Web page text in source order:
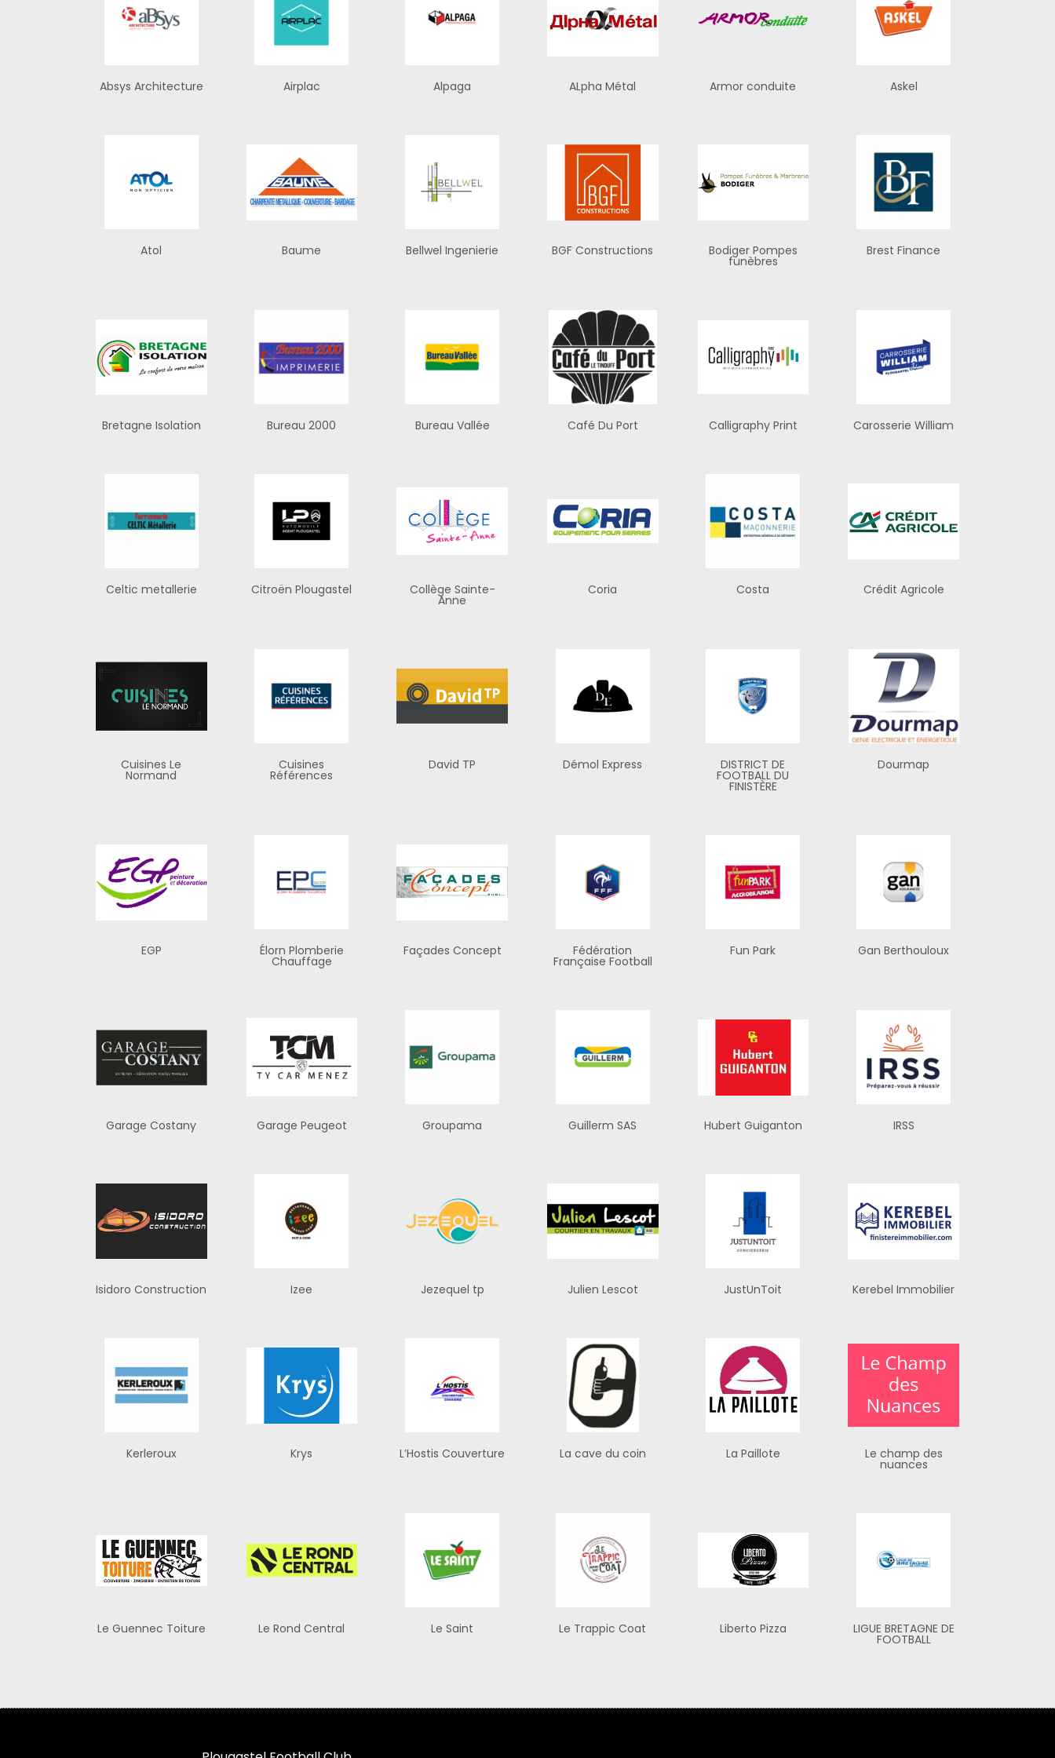
Absys Architecture Airplac Alpaga ALpha Métal Armor conduite Askel
Atol Baume Bellwel Ingenierie BGF Constructions Bodiger Pompes
funèbres
Brest Finance
Bretagne Isolation Bureau 2000 Bureau Vallée Café Du Port Calligraphy Print Carosserie William
Celtic metallerie Citroën Plougastel Collège Sainte-
Anne
Coria Costa Crédit Agricole
Cuisines Le
Normand
Cuisines
Références
David TP Démol Express DISTRICT DE
FOOTBALL DU
FINISTÈRE
Dourmap
EGP Élorn Plomberie
Chauffage
Façades Concept Fédération
Française Football
Fun Park Gan Berthouloux
Garage Costany Garage Peugeot Groupama Guillerm SAS Hubert Guiganton IRSS
Isidoro Construction Izee Jezequel tp Julien Lescot JustUnToit Kerebel Immobilier
Kerleroux Krys L’Hostis Couverture La cave du coin La Paillote Le champ des
nuances
Le Guennec Toiture Le Rond Central Le Saint Le Trappic Coat Liberto Pizza LIGUE BRETAGNE DE
FOOTBALL